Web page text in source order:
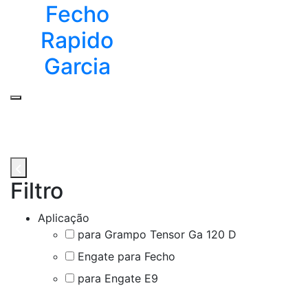
Fecho
Rapido
Garcia
Filtro
Aplicação
para Grampo Tensor Ga 120 D
Engate para Fecho
para Engate E9